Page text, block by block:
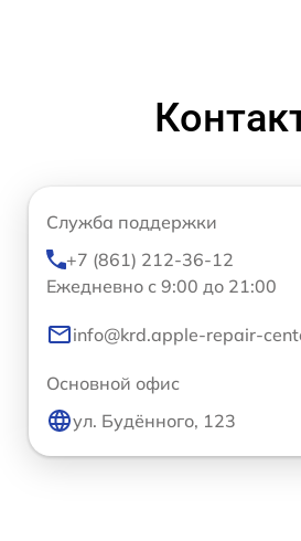
Служба поддержки
+7 (861) 212-36-12
Ежедневно с 9:00 до 21:00
info@krd.apple-repair-
Основной офис
ул. Будённого, 123